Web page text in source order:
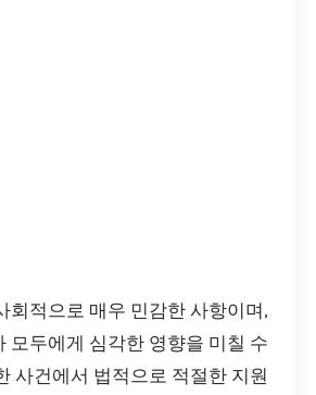
회적으로 매우 민감한 사항이며,
모두에게 심각한 영향을 미칠 수
사건에서 법적으로 적절한 지원